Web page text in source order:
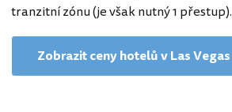
tranzitní zónu (je však nutný 1 přestup).
Zobrazit ceny hotelů v Las Vegas